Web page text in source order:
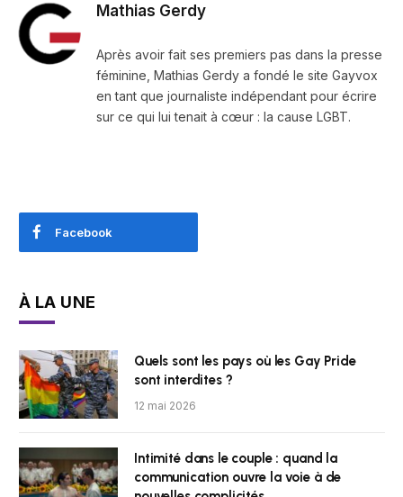
Mathias Gerdy
Après avoir fait ses premiers pas dans la presse
féminine, Mathias Gerdy a fondé le site Gayvox
en tant que journaliste indépendant pour écrire
sur ce qui lui tenait à cœur : la cause LGBT.
Facebook
À LA UNE
Quels sont les pays où les Gay Pride
sont interdites ?
12 mai 2026
Intimité dans le couple : quand la
communication ouvre la voie à de